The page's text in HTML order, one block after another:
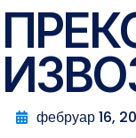
фебруар 16,